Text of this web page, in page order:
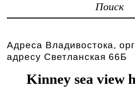
Поиск
Адреса Владивостока,
адресу Светланская 66Б
Kinney sea view